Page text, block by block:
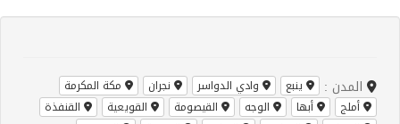
المدن : ينبع وادي الدواسر نجران
مكة المكرمة
أملج
أبها الوجه القيصومة القويعية
القنفذة